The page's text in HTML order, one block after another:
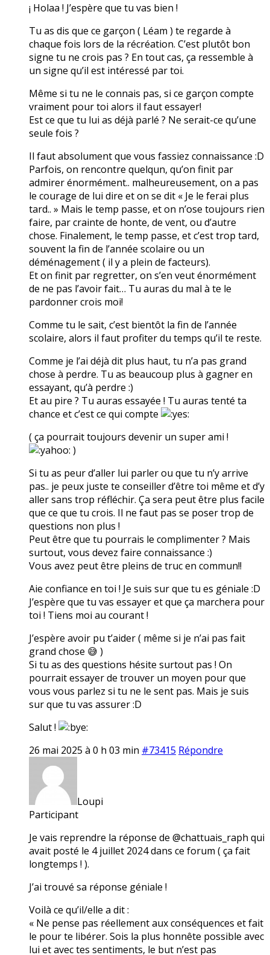
¡ Holaa ! J’espère que tu vas bien !
Tu as dis que ce garçon ( Léam ) te regarde à
chaque fois lors de la récréation. C’est plutôt bon
signe tu ne crois pas ? En tout cas, ça ressemble à
un signe qu’il est intéressé par toi.
Même si tu ne le connais pas, si ce garçon compte
vraiment pour toi alors il faut essayer!
Est ce que tu lui as déjà parlé ? Ne serait-ce qu’une
seule fois ?
Il faut absolument que vous fassiez connaissance :D
Parfois, on rencontre quelqun, qu’on finit par
admirer énormément.. malheureusement, on a pas
le courage de lui dire et on se dit « Je le ferai plus
tard.. » Mais le temp passe, et on n’ose toujours rien
faire, par crainte de honte, de vent, ou d’autre
chose. Finalement, le temp passe, et c’est trop tard,
souvent la fin de l’année scolaire ou un
déménagement ( il y a plein de facteurs).
Et on finit par regretter, on s’en veut énormément
de ne pas l’avoir fait… Tu auras du mal à te le
pardonner crois moi!
Comme tu le sait, c’est bientôt la fin de l’année
scolaire, alors il faut profiter du temps qu’il te reste.
Comme je l’ai déjà dit plus haut, tu n’a pas grand
chose à perdre. Tu as beaucoup plus à gagner en
essayant, qu’à perdre :)
Et au pire ? Tu auras essayée ! Tu auras tenté ta
chance et c’est ce qui compte
( ça pourrait toujours devenir un super ami !
)
Si tu as peur d’aller lui parler ou que tu n’y arrive
pas.. je peux juste te conseiller d’être toi même et d’y
aller sans trop réfléchir. Ça sera peut être plus facile
que ce que tu crois. Il ne faut pas se poser trop de
questions non plus !
Peut être que tu pourrais le complimenter ? Mais
surtout, vous devez faire connaissance :)
Vous avez peut être pleins de truc en commun!!
Aie confiance en toi ! Je suis sur que tu es géniale :D
J’espère que tu vas essayer et que ça marchera pour
toi ! Tiens moi au courant !
J’espère avoir pu t’aider ( même si je n’ai pas fait
grand chose 😅 )
Si tu as des questions hésite surtout pas ! On
pourrait essayer de trouver un moyen pour que
vous vous parlez si tu ne le sent pas. Mais je suis
sur que tu vas assurer :D
Salut !
26 mai 2025 à 0 h 03 min #73415 Répondre
Loupi
Participant
Je vais reprendre la réponse de @chattuais_raph qui
avait posté le 4 juillet 2024 dans ce forum ( ça fait
longtemps ! ).
J’ai trouvé sa réponse géniale !
Voilà ce qu’il/elle a dit :
« Ne pense pas réellement aux conséquences et fait
le pour te libérer. Sois la plus honnête possible avec
lui et avec tes sentiments, le but n’est pas